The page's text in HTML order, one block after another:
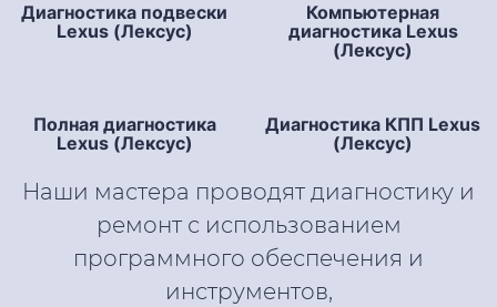
Диагностика подвески
Lexus (Лексус)
Компьютерная
диагностика Lexus
(Лексус)
Полная диагностика
Lexus (Лексус)
Диагностика КПП Lexus
(Лексус)
Наши мастера проводят диагностику и
ремонт с использованием
программного обеспечения и
инструментов,